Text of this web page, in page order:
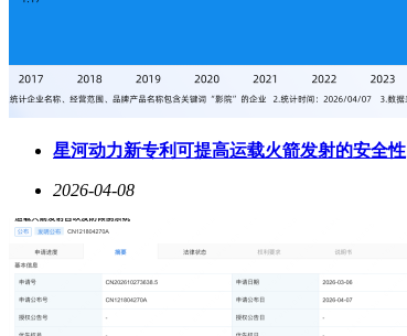
星河动力新专利可提高运载火箭发射的安全性
2026-04-08